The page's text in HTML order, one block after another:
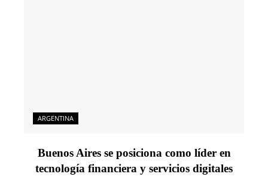
ARGENTINA
Buenos Aires se posiciona como líder en
tecnología financiera y servicios digitales